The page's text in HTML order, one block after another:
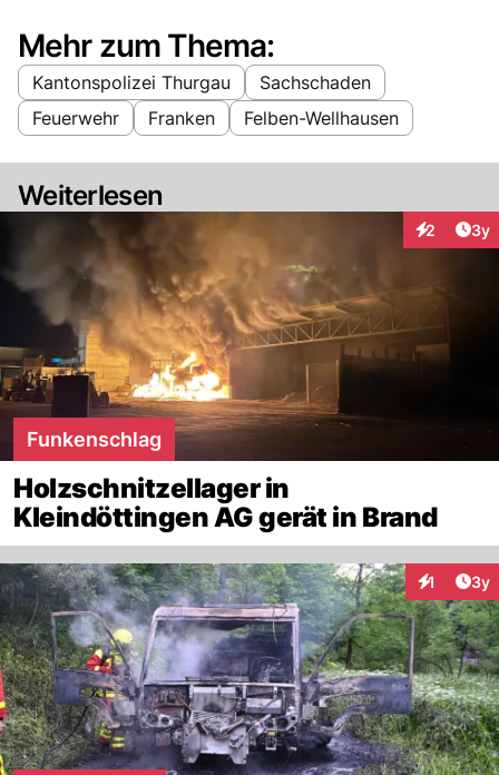
Mehr zum Thema:
Kantonspolizei Thurgau
Sachschaden
Feuerwehr
Franken Felben-Wellhausen
Weiterlesen
2 3y
Funkenschlag
Holzschnitzellager in
Kleindöttingen AG gerät in Brand
1 3y